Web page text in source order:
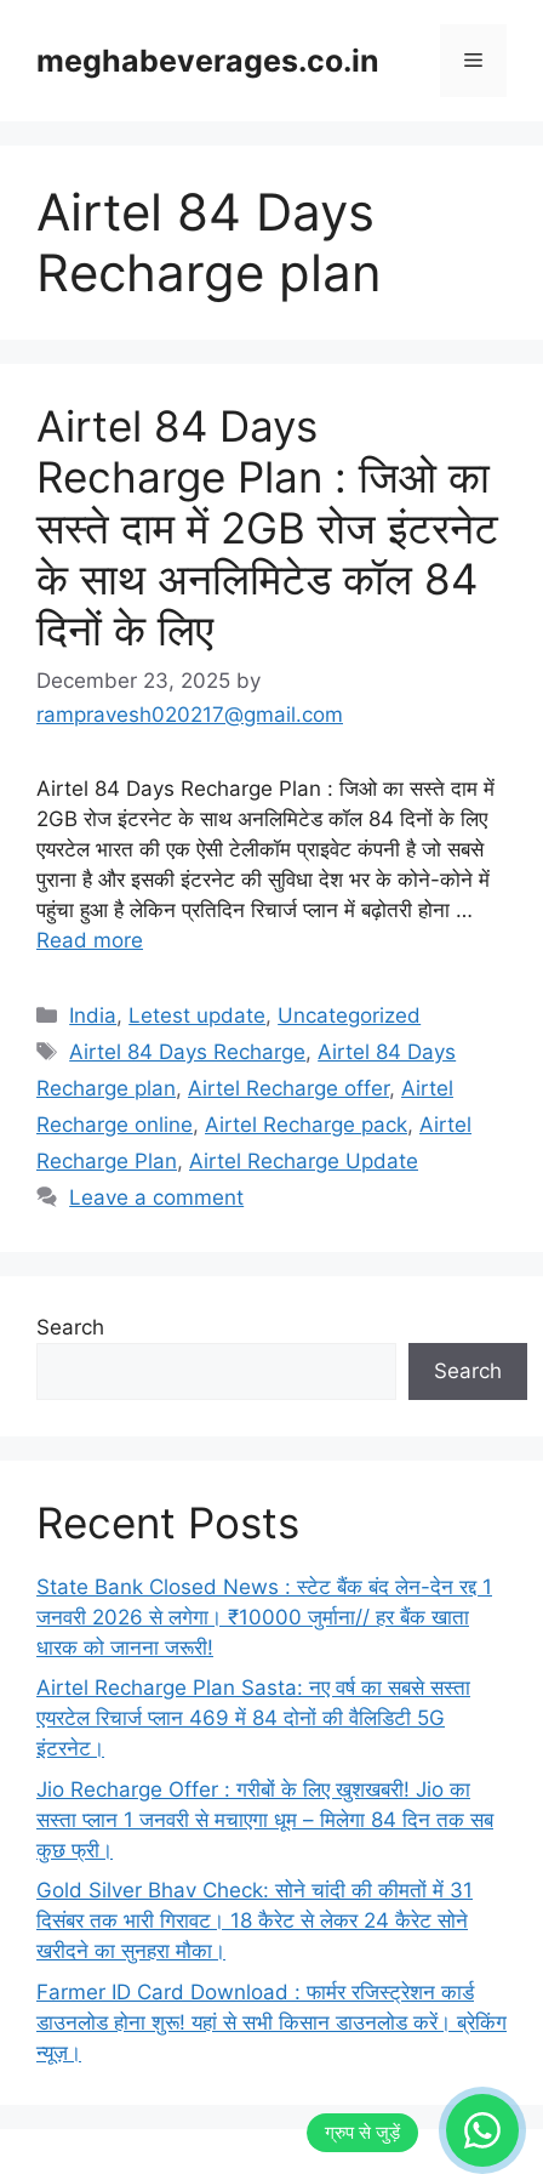
contentmeghabeverages.co.in Menu
Airtel 84 Days
Recharge plan
Airtel 84 Days
Recharge Plan : जिओ का
सस्ते दाम में 2GB रोज इंटरनेट
के साथ अनलिमिटेड कॉल 84
दिनों के लिए
December 23, 2025 by
rampravesh020217@gmail.com
Airtel 84 Days Recharge Plan : जिओ का सस्ते दाम में
2GB रोज इंटरनेट के साथ अनलिमिटेड कॉल 84 दिनों के लिए
एयरटेल भारत की एक ऐसी टेलीकॉम प्राइवेट कंपनी है जो सबसे
पुराना है और इसकी इंटरनेट की सुविधा देश भर के कोने-कोने में
पहुंचा हुआ है लेकिन प्रतिदिन रिचार्ज प्लान में बढ़ोतरी होना …
Read more
Categories
India, Letest update, Uncategorized
Tags
Airtel 84 Days Recharge, Airtel 84 Days
Recharge plan, Airtel Recharge offer, Airtel
Recharge online, Airtel Recharge pack, Airtel
Recharge Plan, Airtel Recharge Update
Leave a comment
Search
Search
Recent Posts
State Bank Closed News : स्टेट बैंक बंद लेन-देन रद्द 1
जनवरी 2026 से लगेगा। ₹10000 जुर्माना// हर बैंक खाता
धारक को जानना जरूरी!
Airtel Recharge Plan Sasta: नए वर्ष का सबसे सस्ता
एयरटेल रिचार्ज प्लान 469 में 84 दोनों की वैलिडिटी 5G
इंटरनेट।
Jio Recharge Offer : गरीबों के लिए खुशखबरी! Jio का
सस्ता प्लान 1 जनवरी से मचाएगा धूम – मिलेगा 84 दिन तक सब
कुछ फ्री।
Gold Silver Bhav Check: सोने चांदी की कीमतों में 31
दिसंबर तक भारी गिरावट। 18 कैरेट से लेकर 24 कैरेट सोने
खरीदने का सुनहरा मौका।
Farmer ID Card Download : फार्मर रजिस्ट्रेशन कार्ड
डाउनलोड होना शुरू! यहां से सभी किसान डाउनलोड करें। ब्रेकिंग
न्यूज़।